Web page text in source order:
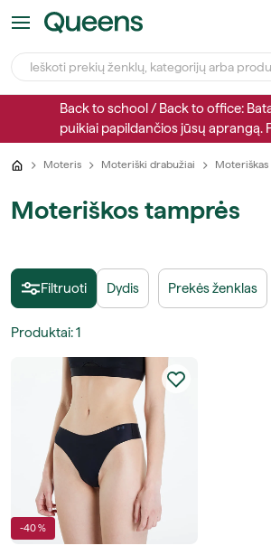
Back to school / Back to office:
puikiai papildančios jūsų aprangą.
Moteris Moteriški drabužiai
Moteriškos tamprės
Filtruoti Dydis Prekės ženklas
Produktai:1
-40 %